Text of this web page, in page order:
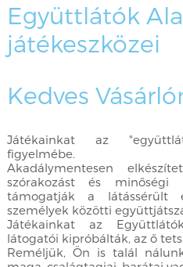
Együttlátók
játékeszközei
Kedves
Játékainkat az
figyelmébe.
Akadálymentesen
szórakozást és minőségi
támogatják a látássérült
személyek közötti
Játékainkat az
látogatói kipróbálták, az ő
Reméljük, Ön is talál